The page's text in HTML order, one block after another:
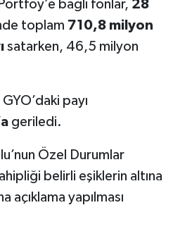
bağlı fonlar, 28
toplam 710,8 milyon
satarken, 46,5 milyon
payı
geriledi.
Özel Durumlar
belirli eşiklerin altına
açıklama yapılması